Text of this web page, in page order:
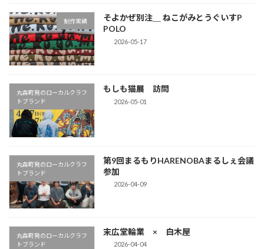
制作実績
そよかぜ別注＿ ねこがみとうぐいすP
POLO
2026-05-17
丸森町発のローカルクラフ
トブランド
もしも猫展 訪問
2026-05-01
丸森町発のローカルクラフ
トブランド
第9回まるもりHARENOBAまるしぇ会議
参加
2026-04-09
丸森町発のローカルクラフ
トブランド
末広堂輪業 × 白木屋
2026-04-04